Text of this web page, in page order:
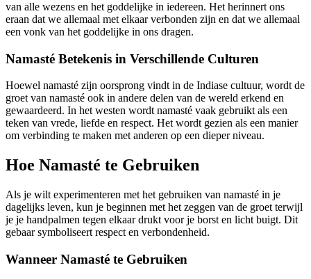
van alle wezens en het goddelijke in iedereen. Het herinnert ons
eraan dat we allemaal met elkaar verbonden zijn en dat we allemaal
een vonk van het goddelijke in ons dragen.
Namasté Betekenis in Verschillende Culturen
Hoewel namasté zijn oorsprong vindt in de Indiase cultuur, wordt de
groet van namasté ook in andere delen van de wereld erkend en
gewaardeerd. In het westen wordt namasté vaak gebruikt als een
teken van vrede, liefde en respect. Het wordt gezien als een manier
om verbinding te maken met anderen op een dieper niveau.
Hoe Namasté te Gebruiken
Als je wilt experimenteren met het gebruiken van namasté in je
dagelijks leven, kun je beginnen met het zeggen van de groet terwijl
je je handpalmen tegen elkaar drukt voor je borst en licht buigt. Dit
gebaar symboliseert respect en verbondenheid.
Wanneer Namasté te Gebruiken